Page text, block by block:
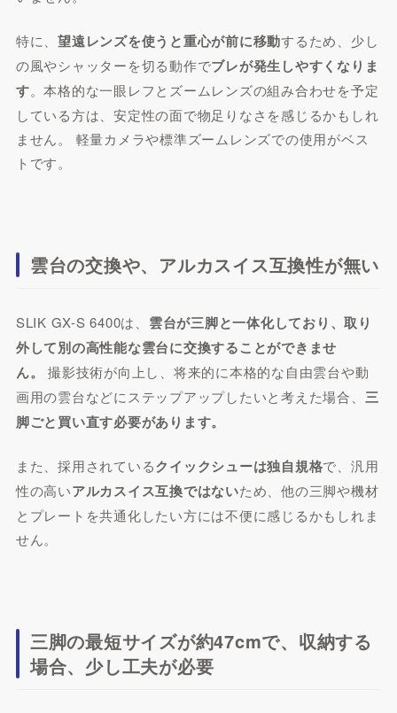
特に、望遠レンズを使うと重心が前に移動するため、少し
の風やシャッターを切る動作でブレが発生しやすくなりま
す。本格的な一眼レフとズームレンズの組み合わせを予定
している方は、安定性の面で物足りなさを感じるかもしれ
ません。 軽量カメラや標準ズームレンズでの使用がベス
トです。
雲台の交換や、アルカスイス互換性が無い
SLIK GX-S 6400は、 雲台が三脚と一体化しており、取り
外して別の高性能な雲台に交換することができませ
ん。
撮影技術が向上し、将来的に本格的な自由雲台や動
画用の雲台などにステップアップしたいと考えた場合、 三
脚ごと買い直す必要があります。
また、採用されているクイックシューは独自規格で、汎用
性の高いアルカスイス互換ではないため、他の三脚や機材
とプレートを共通化したい方には不便に感じるかもしれま
せん。
三脚の最短サイズが約47cmで、収納する
場合、少し工夫が必要